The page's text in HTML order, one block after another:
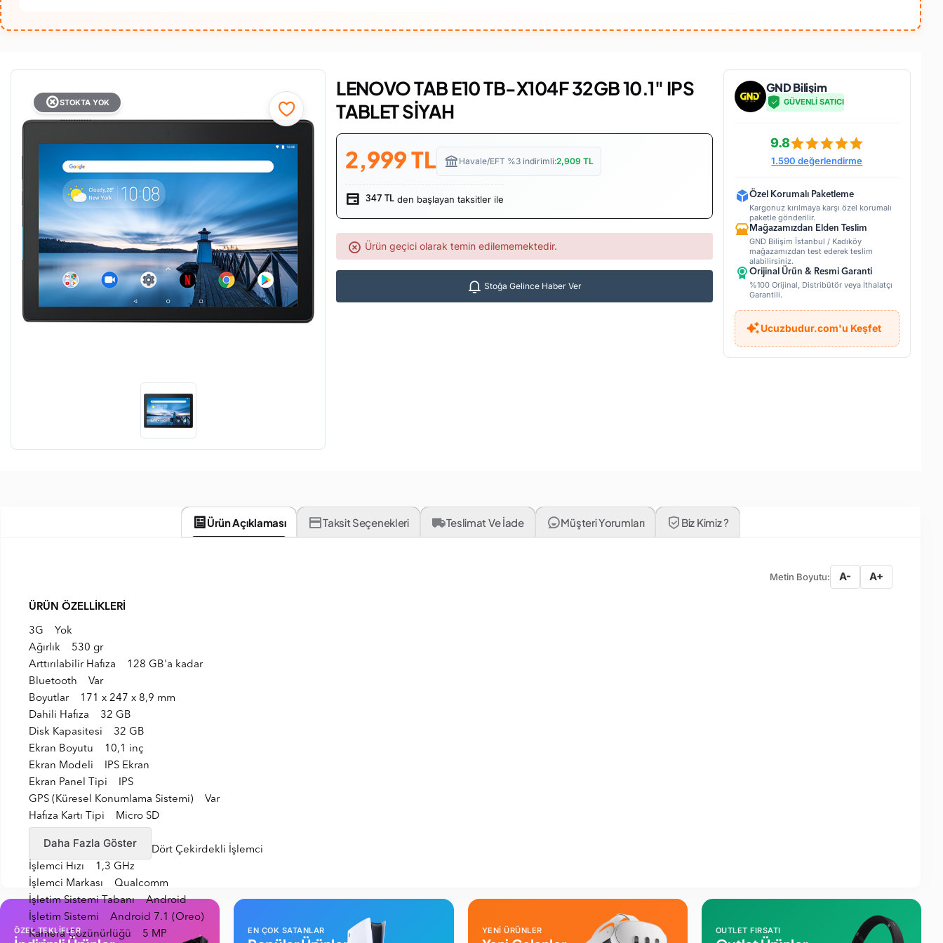
STOKTA YOK
LENOVO TAB E10 TB-X104F 32GB 10.1" IPS
TABLET SİYAH
2,999TL Havale/EFT %3 indirimli:2,909 TL
347 TL den başlayan taksitler ile
Ürün geçici olarak temin edilememektedir.
Stoğa Gelince Haber Ver
GND Bilişim
GÜVENLİ SATICI
9.8
1.590 değerlendirme
Özel Korumalı Paketleme
Kargonuz kırılmaya karşı özel korumalı
paketle gönderilir.
Mağazamızdan Elden Teslim
GND Bilişim İstanbul / Kadıköy
mağazamızdan test ederek teslim
alabilirsiniz.
Orijinal Ürün & Resmi Garanti
%100 Orijinal, Distribütör veya İthalatçı
Garantili.
Ucuzbudur.com'u Keşfet
Ürün Açıklaması Taksit Seçenekleri Teslimat Ve İade Müşteri Yorumları Biz Kimiz ?
Metin Boyutu: A- A+
ÜRÜN ÖZELLİKLERİ
3G Yok
Ağırlık 530 gr
Arttırılabilir Hafıza 128 GB'a kadar
Bluetooth Var
Boyutlar 171 x 247 x 8,9 mm
Dahili Hafıza 32 GB
Disk Kapasitesi 32 GB
Ekran Boyutu 10,1 inç
Ekran Modeli IPS Ekran
Ekran Panel Tipi IPS
GPS (Küresel Konumlama Sistemi) Var
Hafıza Kartı Tipi Micro SD
İşlemci Çekirdek Sayısı Dört Çekirdekli İşlemci
İşlemci Hızı 1,3 GHz
İşlemci Markası Qualcomm
İşletim Sistemi Tabanı Android
İşletim Sistemi Android 7.1 (Oreo)
Kamera Çözünürlüğü 5 MP
Daha Fazla Göster
ÖZEL TEKLİFLER EN ÇOK SATANLAR YENİ ÜRÜNLER OUTLET FIRSATI